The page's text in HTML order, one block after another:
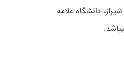
دانشگاه علامه